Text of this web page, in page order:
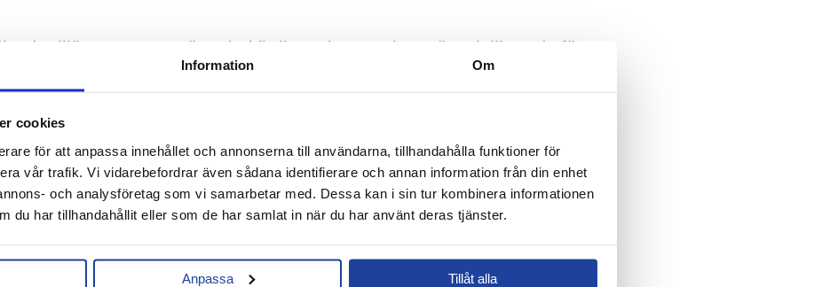
Information Om
cookies
för att anpassa innehållet och annonserna till användarna, tillhandahålla funktioner för
vår trafik. Vi vidarebefordrar även sådana identifierare och annan information från din enhet
och analysföretag som vi samarbetar med. Dessa kan i sin tur kombinera informationen
du har tillhandahållit eller som de har samlat in när du har använt deras tjänster.
Anpassa Tillåt alla
miljön som var avgörande. Vi slipper ha egna intranät och liknande för
vilket var fallet tidigare. Vårt tidigare affärssystem gjorde i princip samma
var inte molnbaserat och hade inte dom publiceringsvägar för rapporter
som Xledger levererar.
redovisning så projektmodulen är nyckeln för oss. Vi kan dela
får den information dom behöver tillgänglig i systemet i samma stund